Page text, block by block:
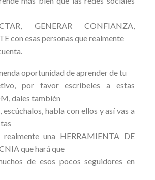
GENERAR CONFIANZA,
con esas personas que realmente
oportunidad de aprender de tu
por favor escríbeles a estas
dales también
escúchalos, habla con ellos y así vas a
realmente una HERRAMIENTA DE
que hará que
de esos pocos seguidores en